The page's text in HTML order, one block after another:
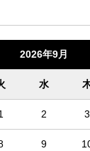
2026年9月
水
2 3
9